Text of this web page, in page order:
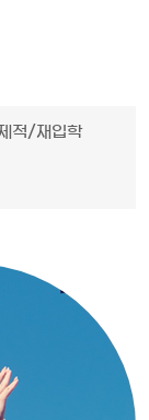
적/재입학